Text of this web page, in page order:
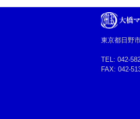
東京都日野
TEL: 042-
FAX: 042-